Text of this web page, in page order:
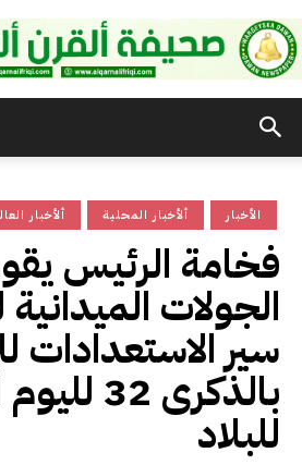
القرن
الأفريقي
ألأخبار ألأخبار المحلية الأخبار
فخامة الرئيس
الجولات
سير الاستعدادات
بالذكرى
للبلاد